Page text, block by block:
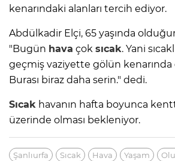
kenarındaki alanları tercih ediyor.
Abdülkadir Elçi, 65 yaşında
"Bugün hava çok sıcak. Yani
geçmiş vaziyette gölün
Burası biraz daha serin." dedi.
Sıcak havanın hafta boyunca
üzerinde olması bekleniyor.
Şanlıurfa Sıcak Hava Yaşam